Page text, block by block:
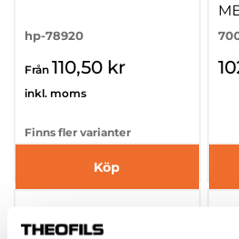
hp-78920
Från 110,50 kr
inkl. moms
Finns fler varianter
Köp